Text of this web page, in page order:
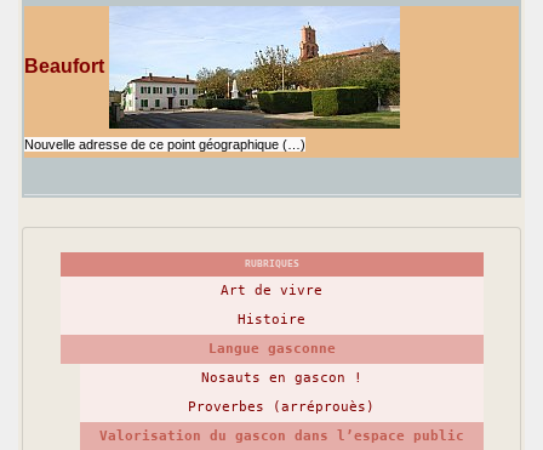
Beaufort
Nouvelle adresse de ce point géographique (…)
RUBRIQUES
Art de vivre
Histoire
Langue gasconne
Nosauts en gascon !
Proverbes (arréprouès)
Valorisation du gascon dans l’espace public